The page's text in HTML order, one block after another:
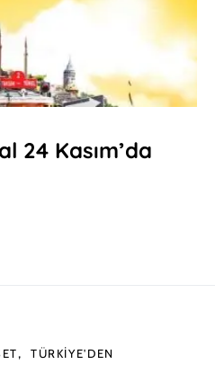
24 Kasım’da
TÜRKIYE'DEN